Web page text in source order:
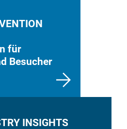
für
Besucher
INSIGHTS